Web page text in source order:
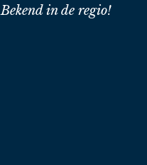
Bekend in de regio!